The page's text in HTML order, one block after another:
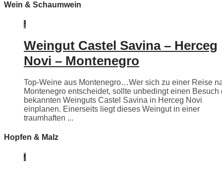
Wein & Schaumwein
Weingut Castel Savina – Herceg
Novi – Montenegro
Top-Weine aus Montenegro…Wer sich zu einer Reise
Montenegro entscheidet, sollte unbedingt einen Besuch
bekannten Weinguts Castel Savina in Herceg Novi
einplanen. Einerseits liegt dieses Weingut in einer
traumhaften ...
Hopfen & Malz